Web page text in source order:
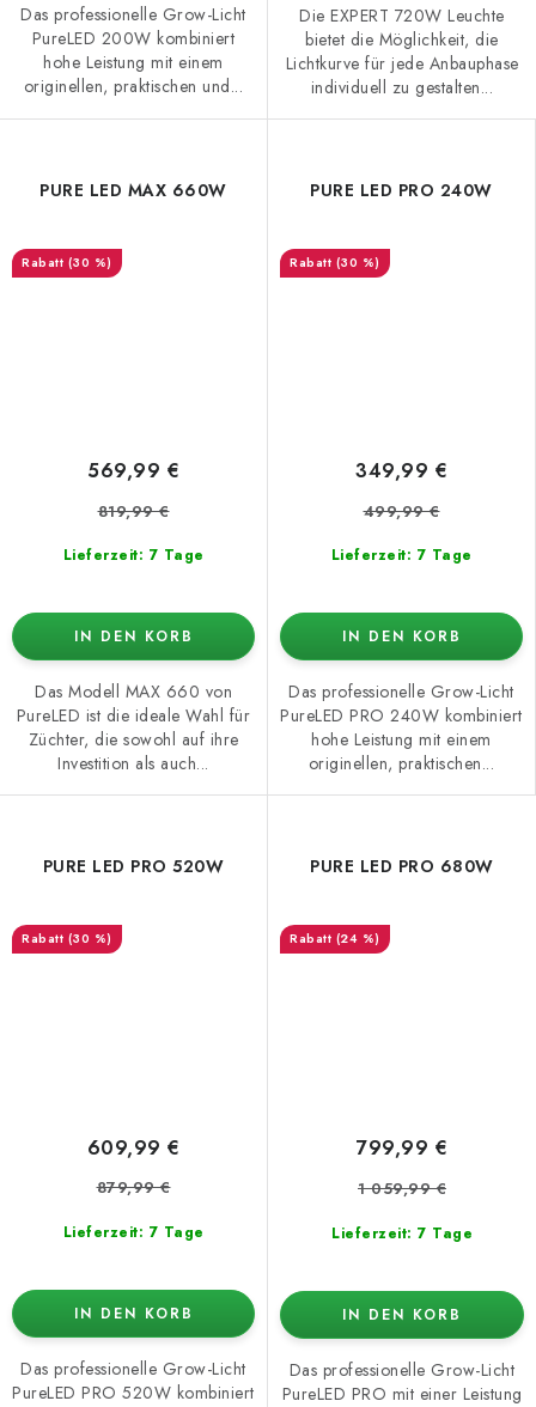
Das professionelle Grow-Licht
PureLED 200W kombiniert
hohe Leistung mit einem
originellen, praktischen und...
Die EXPERT 720W Leuchte
bietet die Möglichkeit, die
Lichtkurve für jede Anbauphase
individuell zu gestalten...
PURE LED MAX 660W
(30 %)
Lieferzeit: 7 Tage
569,99 €
819,99 €
IN DEN KORB
Das Modell MAX 660 von
PureLED ist die ideale Wahl für
Züchter, die sowohl auf ihre
Investition als auch...
PURE LED PRO 240W
(30 %)
Lieferzeit: 7 Tage
349,99 €
499,99 €
IN DEN KORB
Das professionelle Grow-Licht
PureLED PRO 240W kombiniert
hohe Leistung mit einem
originellen, praktischen...
PURE LED PRO 520W
(30 %)
Lieferzeit: 7 Tage
609,99 €
879,99 €
IN DEN KORB
Das professionelle Grow-Licht
PureLED PRO 520W kombiniert
PURE LED PRO 680W
(24 %)
Lieferzeit: 7 Tage
799,99 €
1 059,99 €
IN DEN KORB
Das professionelle Grow-Licht
PureLED PRO mit einer Leistung